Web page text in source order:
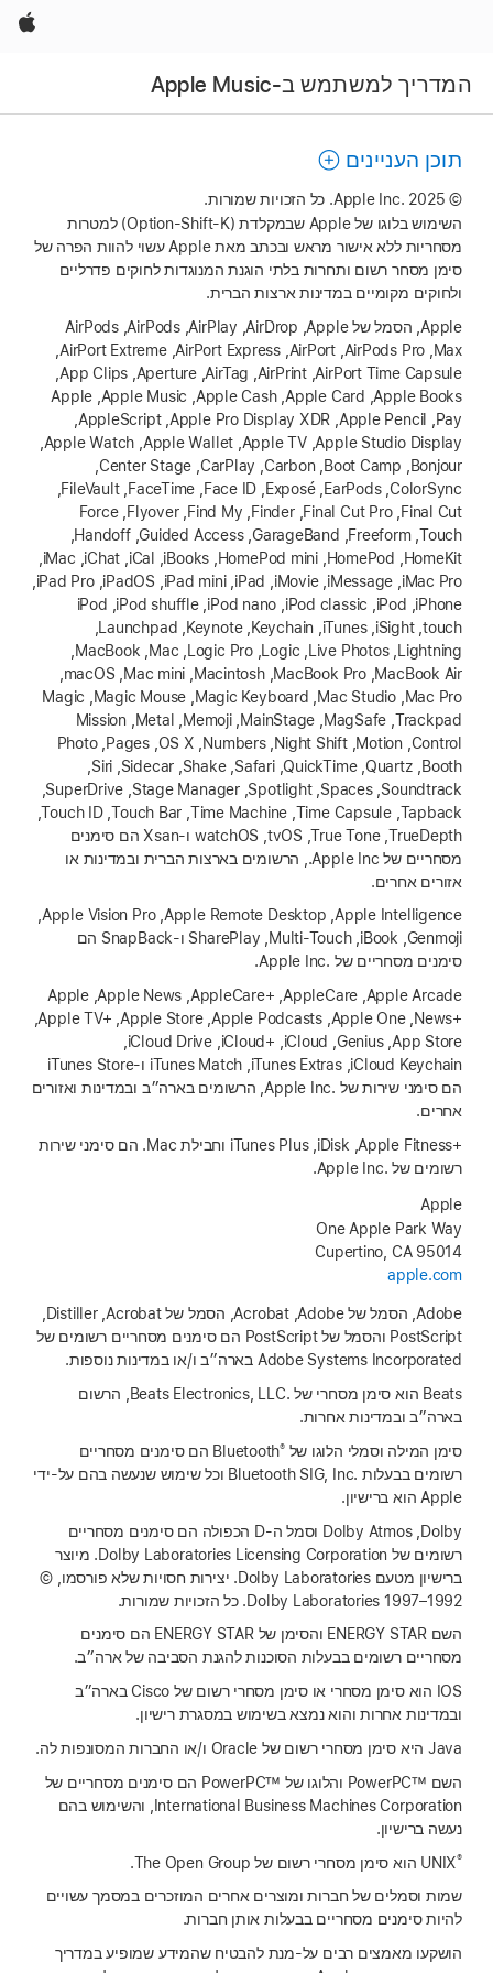
Apple
המדריך למשתמש ב-Apple Music
תוכן העניינים
‏© 2025 Apple Inc.‎. כל הזכויות שמורות.
השימוש בלוגו של Apple שבמקלדת (Option-Shift-K) למטרות
מסחריות ללא אישור מראש ובכתב מאת Apple עשוי להוות הפרה של
סימן מסחר רשום ותחרות בלתי הוגנת המנוגדות לחוקים פדרליים
ולחוקים מקומיים במדינות ארצות הברית.
‏Apple, הסמל של Apple, ‏AirDrop, ‏AirPlay, ‏AirPods, ‏AirPods
‏Apple Books, ‏Apple Card, ‏Apple Cash, ‏Apple Music, ‏Apple
‏Final Cut, ‏Final Cut Pro, ‏Finder, ‏Find My, ‏Flyover, ‏Force
‏iPhone, ‏iPod, ‏iPod classic, ‏iPod nano, ‏iPod shuffle, ‏iPod
‏Mac Pro, ‏Mac Studio, ‏Magic Keyboard, ‏Magic Mouse, ‏Magic
Trackpad, ‏MagSafe, ‏MainStage, ‏Memoji, ‏Metal, ‏Mission
Control, ‏Motion, ‏Night Shift, ‏Numbers, ‏OS X, ‏Pages, ‏Photo
‏Soundtrack, ‏Spaces, ‏Spotlight, ‏Stage Manager, ‏SuperDrive,
‏Tapback, ‏Time Capsule, ‏Time Machine, ‏Touch Bar, ‏Touch ID,
‏TrueDepth, ‏True Tone, ‏tvOS, ‏watchOS ו‑Xsan הם סימנים
מסחריים של ‏Apple Inc., הרשומים בארצות הברית ובמדינות או
אזורים אחרים.
‏Apple Intelligence, ‏Apple Remote Desktop‏, Apple Vision Pro‏,
Genmoji,‏ iBook,‏ Multi-Touch‏, SharePlay ו-SnapBack הם
סימנים מסחריים של Apple Inc.‎.
‏Apple Arcade, ‏AppleCare‏, AppleCare+‎‏, Apple News‏, Apple
News+‎‏, Apple One,‏ Apple Podcasts,‏ Apple Store‏, Apple TV+‎‏,
App Store, ‏Genius, ‏iCloud‏, iCloud+‎, ‏iCloud Drive,
‏iCloud Keychain‏, iTunes Extras‏, iTunes Match ו‑iTunes Store
הם סימני שירות של Apple Inc.‎, הרשומים בארה״ב ובמדינות ואזורים
אחרים.
‏⁨Apple Fitness+⁩, ‏iDisk, ‏iTunes Plus וחבילת ‎.Mac הם סימני שירות
רשומים של ⁨Apple Inc.⁩.
Apple
One Apple Park Way
Cupertino, CA 95014
apple.com
‏Adobe, הסמל של Adobe, ‏Acrobat, הסמל של Acrobat, ‏Distiller,
‏PostScript והסמל של PostScript הם סימנים מסחריים רשומים של
Adobe Systems Incorporated בארה״ב ו/או במדינות נוספות.
‏Beats הוא סימן מסחרי של Beats Electronics, LLC.‎, הרשום
בארה״ב ובמדינות אחרות.
סימן המילה וסמלי הלוגו של ⁨Bluetooth ®
⁩ הם סימנים מסחריים
רשומים בבעלות Bluetooth SIG, Inc.‎ וכל שימוש שנעשה בהם על‑ידי
Apple הוא ברישיון.
‏Dolby,‏ Dolby Atmos וסמל ה-D הכפולה הם סימנים מסחריים
רשומים של Dolby Laboratories Licensing Corporation. מיוצר
ברישיון מטעם Dolby Laboratories. יצירות חסויות שלא פורסמו, ©
השם ENERGY STAR והסימן של ENERGY STAR הם סימנים
מסחריים רשומים בבעלות הסוכנות להגנת הסביבה של ארה״ב.
‏IOS הוא סימן מסחרי או סימן מסחרי רשום של Cisco בארה״ב
ובמדינות אחרות והוא נמצא בשימוש במסגרת רישיון.
השם PowerPC™‎ והלוגו של PowerPC™‎ הם סימנים מסחריים של
International Business Machines Corporation, והשימוש בהם
נעשה ברישיון.
®
‬ הוא סימן מסחרי רשום של The Open Group.
שמות וסמלים של חברות ומוצרים אחרים המוזכרים במסמך עשויים
להיות סימנים מסחריים בבעלות אותן חברות.
הושקעו מאמצים רבים על‑מנת להבטיח שהמידע שמופיע במדריך